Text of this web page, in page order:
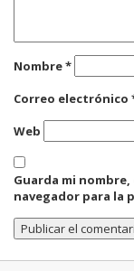
Nombre*
Correo electrónico
Web
Guarda mi
navegador para la